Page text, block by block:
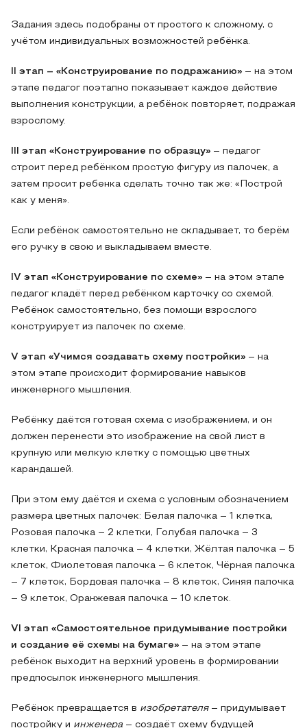
Задания здесь подобраны от простого к сложному, с
учётом индивидуальных возможностей ребёнка.
этап – «Конструирование по подражанию» – на этом
этапе педагог поэтапно показывает каждое действие
выполнения конструкции, а ребёнок повторяет, подражая
взрослому.
этап «Конструирование по образцу» – педагог
строит перед ребёнком простую фигуру из палочек, а
затем просит ребенка сделать точно так же: «Построй
как у меня».
Если ребёнок самостоятельно не складывает, то берём
его ручку в свою и выкладываем вместе.
IV этап «Конструирование по схеме» – на этом этапе
педагог кладёт перед ребёнком карточку со схемой.
Ребёнок самостоятельно, без помощи взрослого
конструирует из палочек по схеме.
V этап «Учимся создавать схему постройки» – на
этом этапе происходит формирование навыков
инженерного мышления.
Ребёнку даётся готовая схема с изображением, и он
должен перенести это изображение на свой лист в
крупную или мелкую клетку с помощью цветных
карандашей.
При этом ему даётся и схема с условным обозначением
размера цветных палочек: Белая палочка – 1 клетка,
Розовая палочка – 2 клетки, Голубая палочка – 3
клетки, Красная палочка – 4 клетки, Жёлтая палочка – 5
клеток, Фиолетовая палочка – 6 клеток, Чёрная палочка
– 7 клеток, Бордовая палочка – 8 клеток, Синяя палочка
– 9 клеток, Оранжевая палочка – 10 клеток.
VI
этап «Самостоятельное придумывание постройки
и создание её схемы на бумаге» – на этом этапе
ребёнок выходит на верхний уровень в формировании
предпосылок инженерного мышления.
Ребёнок превращается в изобретателя– придумывает
постройку и инженера – создаёт схему будущей